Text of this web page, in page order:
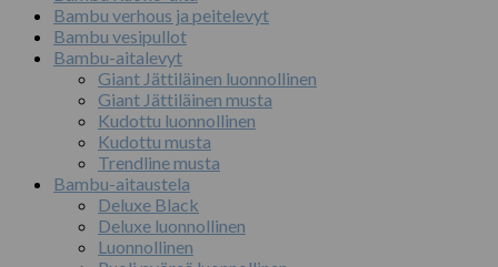
Bambu verhous ja peitelevyt
Bambu vesipullot
Bambu-aitalevyt
Giant Jättiläinen luonnollinen
Giant Jättiläinen musta
Kudottu luonnollinen
Kudottu musta
Trendline musta
Bambu-aitaustela
Deluxe Black
Deluxe luonnollinen
Luonnollinen